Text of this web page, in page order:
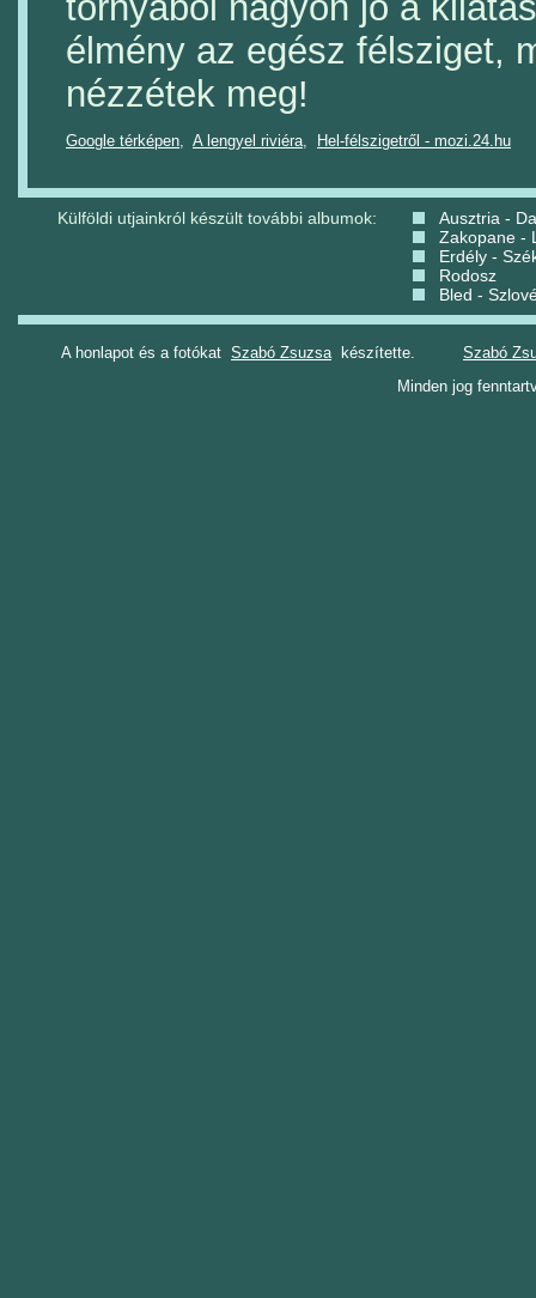
élmény az egész félsziget,
nézzétek meg!
Google térképen, A lengyel riviéra, Hel-félszigetről - mozi.24.hu
Külföldi utjainkról készült további albumok:
Ausztria -
Zakopane -
Erdély -
Rodosz
Bled -
A honlapot és a fotókat Szabó Zsuzsakészítette. Szabó
Minden jog